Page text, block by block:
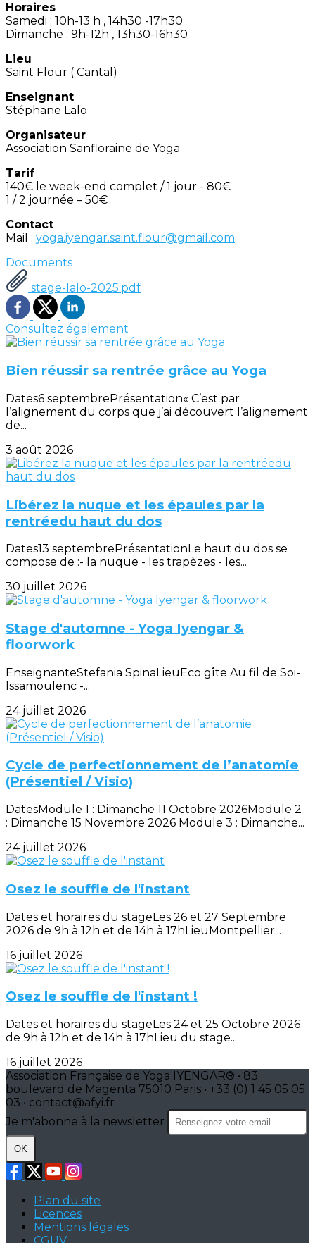
Horaires
Samedi : 10h-13 h , 14h30 -17h30
Dimanche : 9h-12h , 13h30-16h30
Lieu
Saint Flour ( Cantal)
Enseignant
Stéphane Lalo
Organisateur
Association Sanfloraine de Yoga
Tarif
140€ le week-end complet / 1 jour - 80€
1 / 2 journée – 50€
Contact
Mail : yoga.iyengar.saint.flour@gmail.com
Documents
stage-lalo-2025.pdf
Consultez également
Bien réussir sa rentrée grâce au Yoga
Dates6 septembrePrésentation« C’est par
l’alignement du corps que j’ai découvert l’alignement
de...
3 août 2026
Libérez la nuque et les épaules par la
rentréedu haut du dos
Dates13 septembrePrésentationLe haut du dos se
compose de :- la nuque - les trapèzes - les...
30 juillet 2026
Stage d'automne - Yoga Iyengar &
floorwork
EnseignanteStefania SpinaLieuEco gîte Au fil de Soi-
Issamoulenc -...
24 juillet 2026
Cycle de perfectionnement de l’anatomie
(Présentiel / Visio)
DatesModule 1 : Dimanche 11 Octobre 2026Module 2
: Dimanche 15 Novembre 2026 Module 3 : Dimanche...
24 juillet 2026
Osez le souffle de l'instant
Dates et horaires du stageLes 26 et 27 Septembre
2026 de 9h à 12h et de 14h à 17hLieuMontpellier...
16 juillet 2026
Osez le souffle de l'instant !
Dates et horaires du stageLes 24 et 25 Octobre 2026
de 9h à 12h et de 14h à 17hLieu du stage...
16 juillet 2026
Association Française de Yoga IYENGAR® • 83
boulevard de Magenta 75010 Paris • +33 (0) 1 45 05 05
03 • contact@afyi.fr
Je m'abonne à la newsletter
OK
Plan du site
Licences
Mentions légales